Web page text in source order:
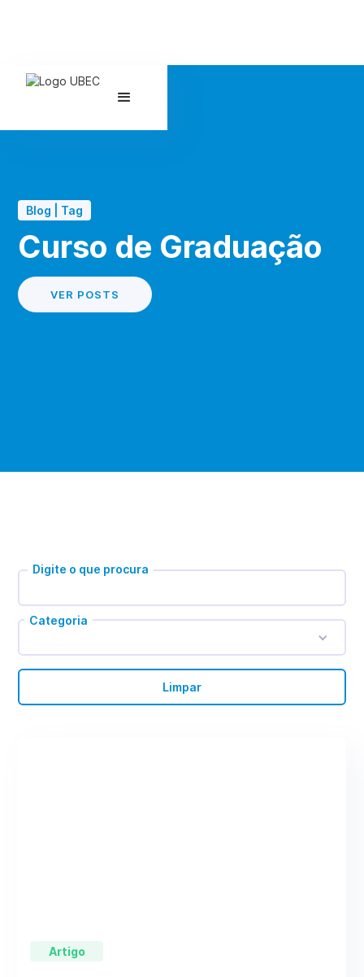
Blog | Tag
Curso de Graduação
VER POSTS
Digite o que procura
Categoria
Limpar
Artigo